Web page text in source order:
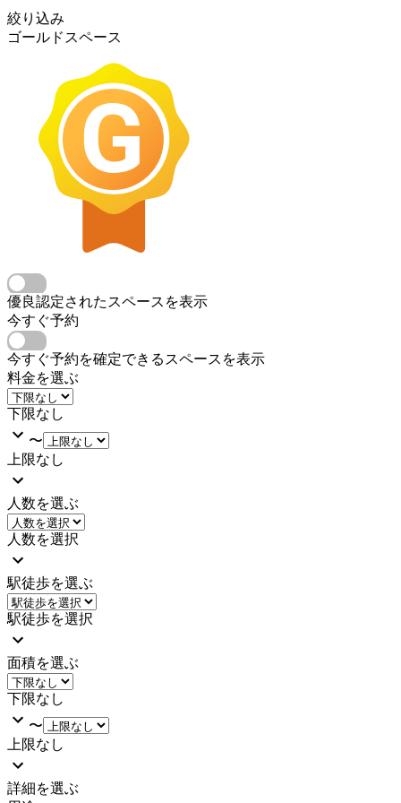
絞り込み
ゴールドスペース
優良認定されたスペースを表示
今すぐ予約
今すぐ予約を確定できるスペースを表示
料金を選ぶ
下限なし
〜
上限なし
人数を選ぶ
人数を選択
駅徒歩を選ぶ
駅徒歩を選択
面積を選ぶ
下限なし
〜
上限なし
詳細を選ぶ